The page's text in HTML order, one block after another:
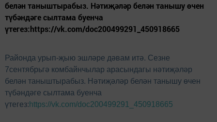
белән таныштырабыз. Нәтиҗәләр белән танышу өчен
түбәндәге сылтама буенча
үтегез:https://vk.com/doc200499291_450918665
Районда урып-җыю эшләре дәвам итә. Сезне
7сентябрьгә комбайнчылар арасындагы нәтиҗәләр
белән таныштырабыз. Нәтиҗәләр белән танышу өчен
түбәндәге сылтама буенча
үтегез: https://vk.com/doc200499291_450918665